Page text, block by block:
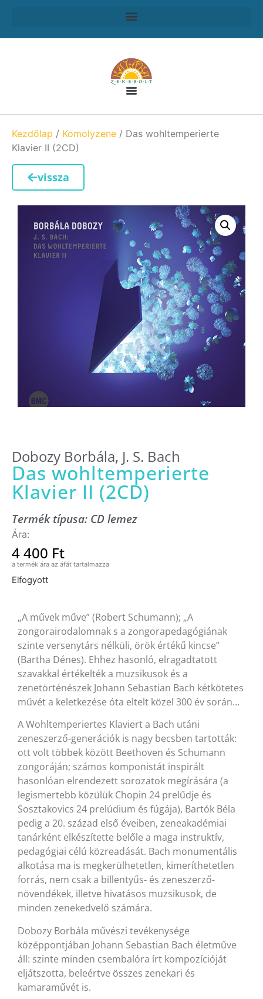
Kezdőlap / Komolyzene / Das wohltemperierte
Klavier II (2CD)
vissza
Dobozy Borbála, J. S. Bach
Das wohltemperierte
Klavier II (2CD)
Termék típusa: CD lemez
4 400 Ft
Elfogyott
„A művek műve” (Robert Schumann); „A
zongorairodalomnak s a zongorapedagógiának
szinte versenytárs nélküli, örök értékű kincse”
(Bartha Dénes). Ehhez hasonló, elragadtatott
szavakkal értékelték a muzsikusok és a
zenetörténészek Johann Sebastian Bach kétkötetes
művét a keletkezése óta eltelt közel 300 év során…
A Wohltemperiertes Klaviert a Bach utáni
zeneszerző-generációk is nagy becsben tartották:
ott volt többek között Beethoven és Schumann
zongoráján; számos komponistát inspirált
hasonlóan elrendezett sorozatok megírására (a
legismertebb közülük Chopin 24 prelűdje és
Sosztakovics 24 prelúdium és fúgája), Bartók Béla
pedig a 20. század első éveiben, zeneakadémiai
tanárként elkészítette belőle a maga instruktív,
pedagógiai célú közreadását. Bach monumentális
alkotása ma is megkerülhetetlen, kimeríthetetlen
forrás, nem csak a billentyűs- és zeneszerző-
növendékek, illetve hivatásos muzsikusok, de
minden zenekedvelő számára.
Dobozy Borbála művészi tevékenysége
középpontjában Johann Sebastian Bach életműve
áll: szinte minden csembalóra írt kompozícióját
eljátszotta, beleértve összes zenekari és
kamaraművét is.